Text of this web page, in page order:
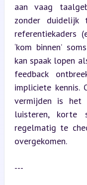
aan vaag
zonder duidelijk
referentiekaders
‘kom binnen’
kan spaak lopen
feedback
impliciete kennis.
vermijden is
luisteren, korte
regelmatig te
overgekomen.
---